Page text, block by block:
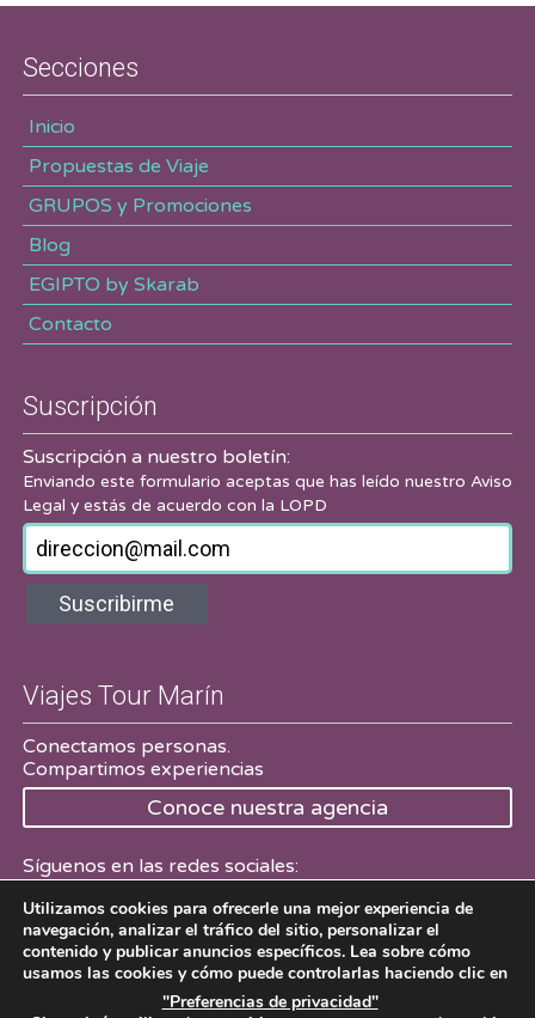
Secciones
Inicio
Propuestas de Viaje
GRUPOS y Promociones
Blog
EGIPTO by Skarab
Contacto
Suscripción
Suscripción a nuestro boletín:
Enviando este formulario aceptas que has leído nuestro Aviso
Legal y estás de acuerdo con la LOPD
Suscribirme
Viajes Tour Marín
Conectamos personas.
Compartimos experiencias
Conoce nuestra agencia
Síguenos en las redes sociales:
Facebook Twitter
Utilizamos cookies para ofrecerle una mejor experiencia de
navegación, analizar el tráfico del sitio, personalizar el
contenido y publicar anuncios específicos. Lea sobre cómo
usamos las cookies y cómo puede controlarlas haciendo clic en
"Preferencias de privacidad"